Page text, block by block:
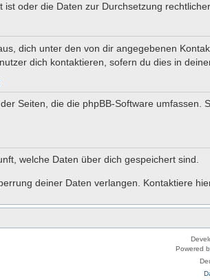
oder die Daten zur Durchsetzung
dich unter den von dir angegebenen
dich kontaktieren, sofern du dies in
Seiten, die die phpBB-Software
welche Daten über dich gespeichert sind.
deiner Daten verlangen. Kontaktiere
Powered